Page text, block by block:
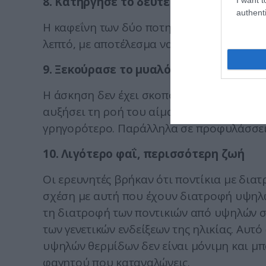
Η καφεΐνη των δύο ποτηριών προσθέτει
λεπτό, με αποτέλεσμα να γίνεσαι
9. Ξεκούρασε το μυαλό σου
Η άσκηση δεν έχει σκοπό μόνο να σου
αυξήσει τη ροή του αίματος και το
γρηγορότερο. Παράλληλα σε
10. Λιγότερο φαΐ, περισσότερη ζωή
Οι ερευνητές βρήκαν ότι ποντίκια με
σχέση με αυτή που έχουν διατροφή
τη διατροφή των ποντικιών από υψηλών
των γενετικών ενδείξεων της ηλικίας.
υψηλών θερμίδων δεν είναι μόνιμη και
φαγητού που καταναλώνεις.